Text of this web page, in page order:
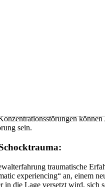
sein.
traumatische
experiencing“ an, einem
die Lage versetzt wird, sich